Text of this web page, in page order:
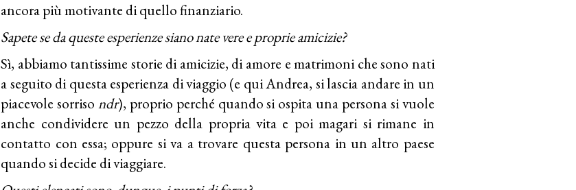
ancora più motivante di quello finanziario.
Sapete se da queste esperienze siano nate vere e proprie amicizie?
Sì, abbiamo tantissime storie di amicizie, di amore e matrimoni che sono nati
a seguito di questa esperienza di viaggio (e qui Andrea, si lascia andare in un
piacevole sorriso ndr), proprio perché quando si ospita una persona si vuole
anche condividere un pezzo della propria vita e poi magari si rimane in
contatto con essa; oppure si va a trovare questa persona in un altro paese
quando si decide di viaggiare.